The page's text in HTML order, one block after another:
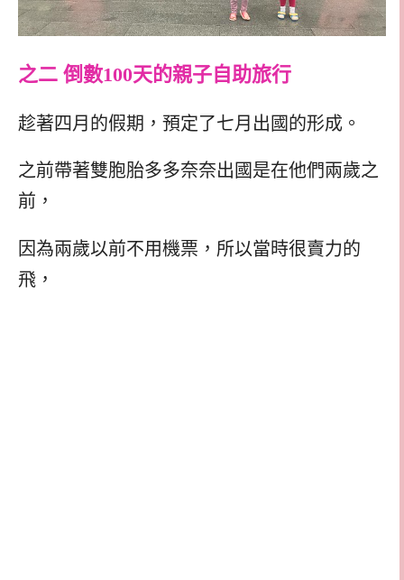
之二 倒數100天的親子自助旅行
趁著四月的假期，預定了七月出國的形成。
之前帶著雙胞胎多多奈奈出國是在他們兩歲之
前，
因為兩歲以前不用機票，所以當時很賣力的
飛，